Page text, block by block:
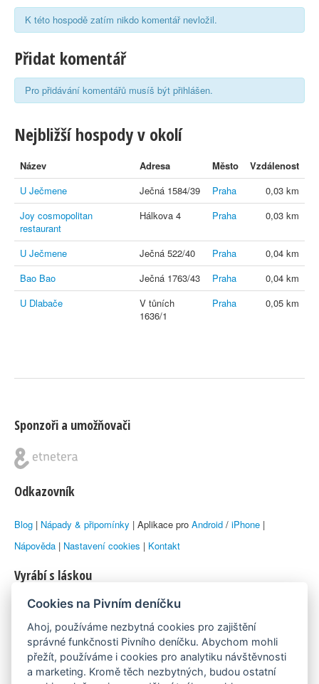
K této hospodě zatím nikdo komentář nevložil.
Přidat komentář
Pro přidávání komentářů musíš být přihlášen.
Nejbližší hospody v okolí
Název Adresa Město
Vzdálenost
U Ječmene
Ječná 1584/39 Praha
0,03 km
Joy cosmopolitan
restaurant
Hálkova 4 Praha 0,03 km
U Ječmene Ječná 522/40 Praha
0,04 km
Bao Bao
Ječná 1763/43 Praha
0,04 km
U Dlabače
V tůních
1636/1
Praha 0,05 km
Sponzoři a umožňovači
Odkazovník
Blog | Nápady & připomínky | Aplikace pro Android / iPhone |
Nápověda | Nastavení cookies | Kontakt
Vyrábí s láskou
© 2010–2026 byLukáš Zemanaka Emka
Máme rádi
Pivní.info
Cookies na Pivním deníčku
Ahoj, používáme nezbytná cookies pro zajištění
správné funkčnosti Pivního deníčku. Abychom mohli
přežít, používáme i cookies pro analytiku návštěvnosti
a marketing. Kromě těch nezbytných, budou ostatní